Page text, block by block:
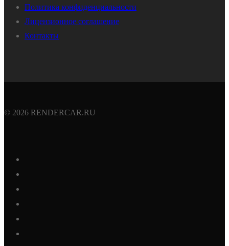
Политика конфиденциальности
Лицензионное соглашение
Контакты
© 2026 RENDERCAR.RU